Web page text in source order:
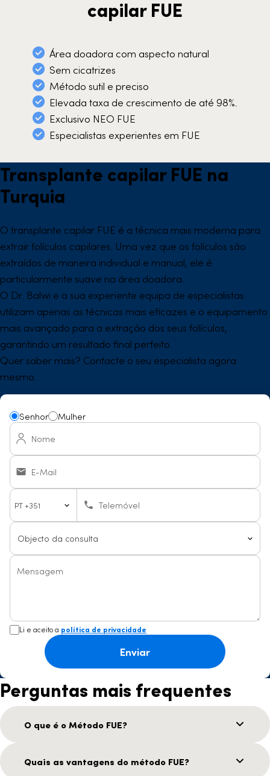
capilar FUE
Área doadora com aspecto natural
Sem cicatrizes
Método sutil e preciso
Elevada taxa de crescimento de até 98%.
Exclusivo NEO FUE
Especialistas experientes em FUE
Transplante capilar FUE na
Turquia
O transplante capilar FUE é a técnica mais moderna para
extrair folículos capilares. Uma vez que os folículos são
extraídos de maneira individual e manual, ele é
particularmente suave na área doadora.
O Dr. Balwi e a sua experiente equipa de especialistas
utilizam apenas as técnicas mais eficazes e o equipamento
mais avançado para a extração dos seus folículos,
garantindo um resultado final perfeito.
Quer saber mais? Contacte o seu especialista agora
mesmo.
Senhor
Mulher
Nome
E-Mail
Country
code
Telemóvel
Mensagem
Li e aceito a política de privacidade
Enviar
Perguntas mais frequentes
O que é o Método FUE?
Quais as vantagens do método FUE?